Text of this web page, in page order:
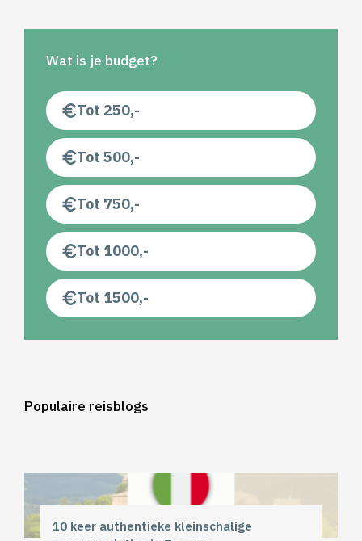
Wat is je budget?
Tot 250,-
Tot 500,-
Tot 750,-
Tot 1000,-
Tot 1500,-
Populaire reisblogs
10 keer authentieke kleinschalige